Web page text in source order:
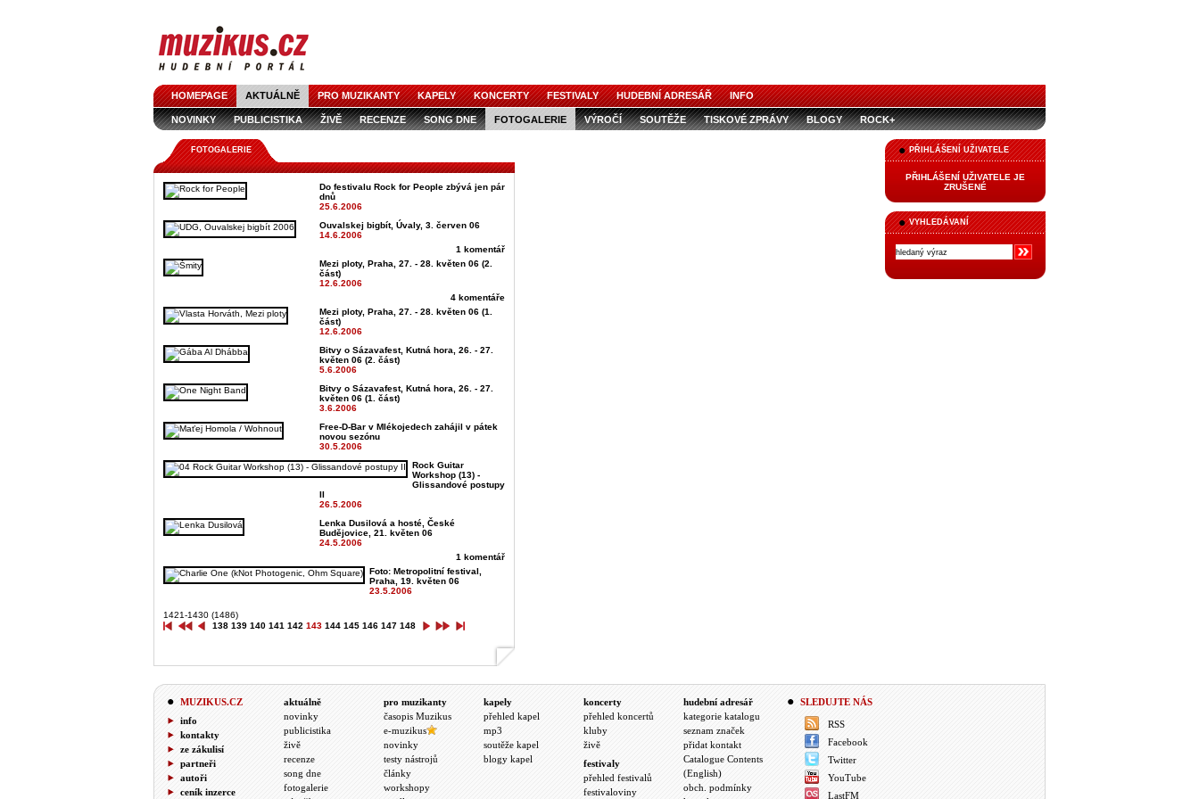
HOMEPAGE AKTUÁLNĚ PRO MUZIKANTY KAPELY KONCERTY FESTIVALY HUDEBNÍ ADRESÁŘ INFO
NOVINKY PUBLICISTIKA ŽIVĚ RECENZE SONG DNE FOTOGALERIE VÝROČÍ SOUTĚŽE TISKOVÉ ZPRÁVY BLOGY ROCK+
PŘIHLÁŠENÍ UŽIVATELE
PŘIHLÁŠENÍ UŽIVATELE JE
ZRUŠENÉ
VYHLEDÁVANÍ
FOTOGALERIE
Do festivalu Rock for People zbývá jen pár
dnů
25.6.2006
Ouvalskej bigbít, Úvaly, 3. červen 06
14.6.2006
1 komentář
Mezi ploty, Praha, 27. - 28. květen 06 (2.
část)
12.6.2006
4 komentáře
Mezi ploty, Praha, 27. - 28. květen 06 (1.
část)
12.6.2006
Bitvy o Sázavafest, Kutná hora, 26. - 27.
květen 06 (2. část)
5.6.2006
Bitvy o Sázavafest, Kutná hora, 26. - 27.
květen 06 (1. část)
3.6.2006
Free-D-Bar v Mlékojedech zahájil v pátek
novou sezónu
30.5.2006
Rock Guitar
Workshop (13) -
Glissandové postupy
II
26.5.2006
Lenka Dusilová a hosté, České
Budějovice, 21. květen 06
24.5.2006
1 komentář
Foto: Metropolitní festival,
Praha, 19. květen 06
23.5.2006
1421-1430 (1486)
138 139 140 141 142 143 144 145 146 147 148
MUZIKUS.CZ
info
kontakty
ze zákulisí
partneři
autoři
ceník inzerce
aktuálně
novinky
publicistika
živě
recenze
song dne
fotogalerie
pro muzikanty
časopis Muzikus
e-muzikus
novinky
testy nástrojů
články
workshopy
kapely
přehled kapel
mp3
soutěže kapel
blogy kapel
koncerty
přehled koncertů
kluby
živě
festivaly
přehled festivalů
festivaloviny
hudební adresář
kategorie katalogu
seznam značek
přidat kontakt
Catalogue Contents
(English)
obch. podmínky
SLEDUJTE NÁS
RSS
Facebook
Twitter
YouTube
LastFM